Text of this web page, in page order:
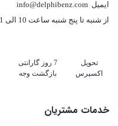
ایمیل info@delphibenz.com
از شنبه تا پنج شنبه ساعت 10 الی 21 پاسخگوی شما هستیم.
تحویل
اکسپرس
7 روز گارانتی
بازگشت وجه
خدمات مشتریان